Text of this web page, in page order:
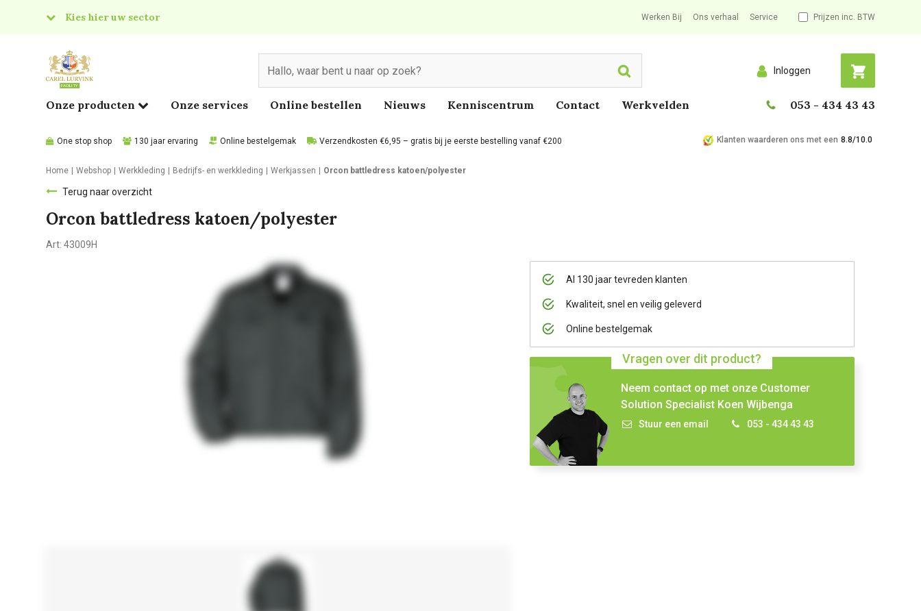
Kies hier uw sector
Food
Werken Bij Ons verhaal Service Prijzen inc. BTW
Search Inloggen
Onze producten Onze services Online bestellen Nieuws Kenniscentrum Contact Werkvelden 053 - 434 43 43
One stop shop 130 jaar ervaring Online bestelgemak Verzendkosten €6,95 – gratis bij je eerste bestelling vanaf €200 Klanten waarderen ons met een 8.8/10.0
Home Webshop Werkkleding Bedrijfs- en werkkleding Werkjassen Orcon battledress katoen/polyester
Terug naar overzicht
Orcon battledress katoen/polyester
Art: 43009H
Al 130 jaar tevreden klanten
Kwaliteit, snel en veilig geleverd
Online bestelgemak
Vragen over dit product?
Neem contact op met onze Customer
Solution Specialist Koen Wijbenga
Stuur een email 053 - 434 43 43